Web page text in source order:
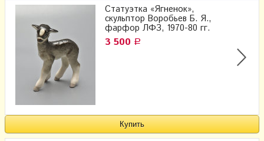
Статуэтка «Ягненок»,
скульптор Воробьев Б. Я.,
фарфор ЛФЗ, 1970-80 гг.
3 500 Р